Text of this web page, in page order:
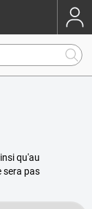
qu'au
sera pas